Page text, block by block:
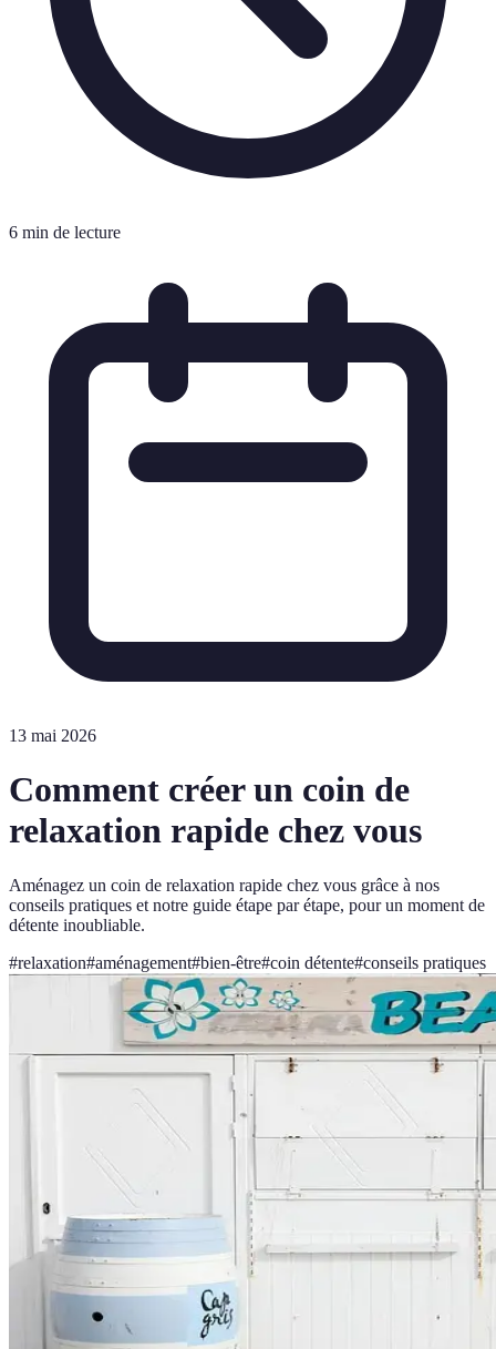
6 min de lecture
13 mai 2026
Comment créer un coin de
relaxation rapide chez vous
Aménagez un coin de relaxation rapide chez vous grâce à nos
conseils pratiques et notre guide étape par étape, pour un moment de
détente inoubliable.
#relaxation#aménagement#bien-être#coin détente#conseils pratiques